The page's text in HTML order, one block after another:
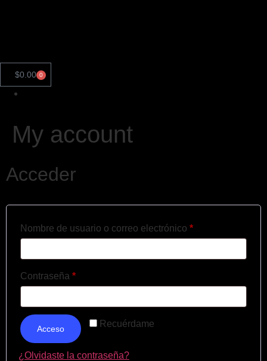
$0.00 0
My account
Acceder
Nombre de usuario o correo electrónico *
Contraseña *
Recuérdame
Acceso
¿Olvidaste la contraseña?